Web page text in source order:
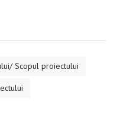
Scopul proiectului